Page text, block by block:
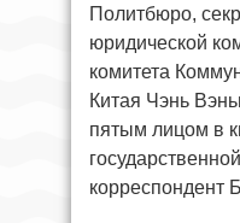
Политбюро,
юридической
комитета
Китая Чэнь
пятым лицом в
корреспондент